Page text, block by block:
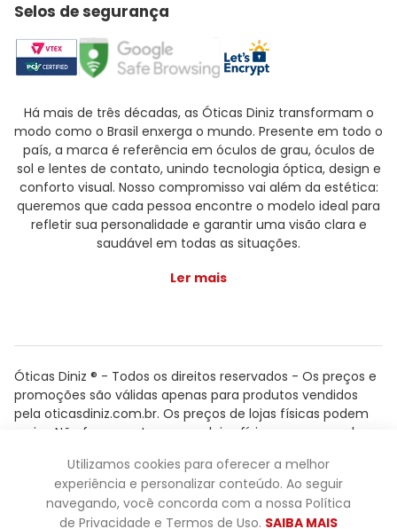
Selos de segurança
Há mais de três décadas, as Óticas Diniz transformam o
modo como o Brasil enxerga o mundo. Presente em todo o
país, a marca é referência em óculos de grau, óculos de
sol e lentes de contato, unindo tecnologia óptica, design e
conforto visual. Nosso compromisso vai além da estética:
queremos que cada pessoa encontre o modelo ideal para
refletir sua personalidade e garantir uma visão clara e
saudável em todas as situações.
Ler mais
Óticas Diniz ® - Todos os direitos reservados - Os preços e
promoções são válidas apenas para produtos vendidos
pela oticasdiniz.com.br. Os preços de lojas físicas podem
variar. Não fazemos trocas em lojas físicas, apenas pelo
Powered by
Utilizamos cookies para oferecer a melhor
experiência e personalizar conteúdo. Ao seguir
navegando, você concorda com a nossa Política
de Privacidade e Termos de Uso. SAIBA MAIS